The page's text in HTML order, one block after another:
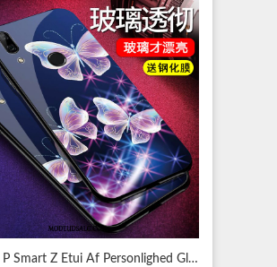
Huawei P Smart Z Etui Af Personlighed Glas Silikone Alt Inklusive Mørkeblå